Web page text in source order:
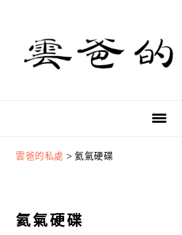
primary
navigation
content
primary
sidebar
雲爸的私處 >氦氣硬碟
氦氣硬碟